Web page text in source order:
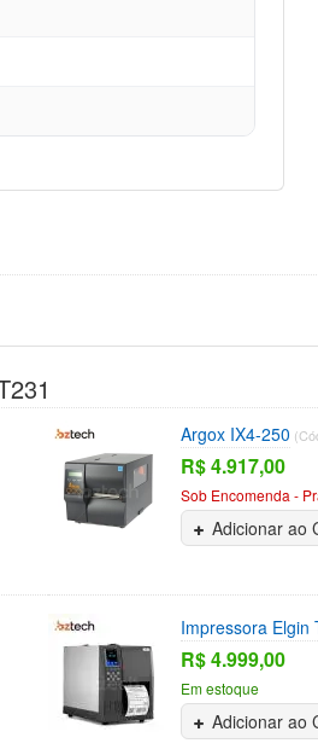
Argox IX4-250
R$ 4.917,00
Sob Encomenda -
Adicionar ao
Impressora Elgin
R$ 4.999,00
Em estoque
Adicionar ao